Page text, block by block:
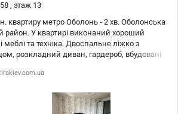
, этаж 13
квартиру метро Оболонь - 2 хв. Оболонська
У квартирі виконаний хороший
меблі та техніка. Двоспальне ліжко з
розкладний диван, гардероб, вбудовані
Прекрасний вид вікон. Поруч Озера,
Укрпошта, Нова Пошта, Банки, Кафе,
школи, ліцеї, гімназії та все що може